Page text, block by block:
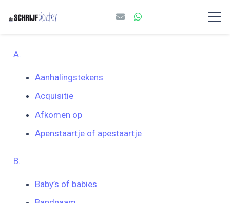
A.
Aanhalingstekens
Acquisitie
Afkomen op
Apenstaartje of apestaartje
B.
Baby’s of babies